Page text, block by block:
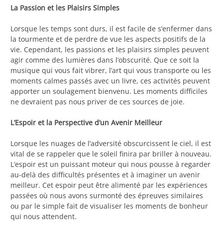
La Passion et les Plaisirs Simples
Lorsque les temps sont durs, il est facile de s’enfermer dans
la tourmente et de perdre de vue les aspects positifs de la
vie. Cependant, les passions et les plaisirs simples peuvent
agir comme des lumières dans l’obscurité. Que ce soit la
musique qui vous fait vibrer, l’art qui vous transporte ou les
moments calmes passés avec un livre, ces activités peuvent
apporter un soulagement bienvenu. Les moments difficiles
ne devraient pas nous priver de ces sources de joie.
L’Espoir et la Perspective d’un Avenir Meilleur
Lorsque les nuages de l’adversité obscurcissent le ciel, il est
vital de se rappeler que le soleil finira par briller à nouveau.
L’espoir est un puissant moteur qui nous pousse à regarder
au-delà des difficultés présentes et à imaginer un avenir
meilleur. Cet espoir peut être alimenté par les expériences
passées où nous avons surmonté des épreuves similaires
ou par le simple fait de visualiser les moments de bonheur
qui nous attendent.